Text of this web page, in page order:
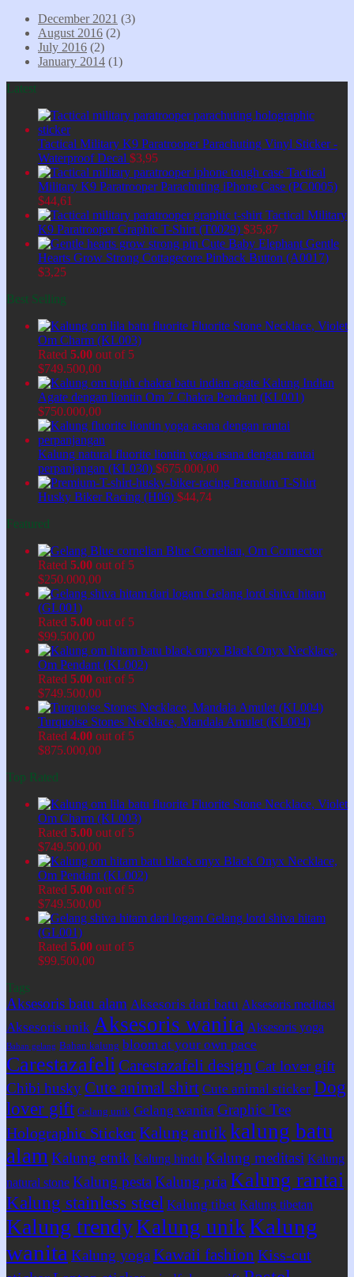
December 2021 (3)
August 2016 (2)
July 2016 (2)
January 2014 (1)
Latest
Tactical Military K9 Paratrooper Parachuting Vinyl Sticker -
Waterproof Decal $3,95
Tactical
Military K9 Paratrooper Parachuting iPhone Case (PC0005)
$44,61
Tactical Military
K9 Paratrooper Graphic T-Shirt (T0029) $35,87
Cute Baby Elephant Gentle
Hearts Grow Strong Cottagecore Pinback Button (A0017)
$3,25
Best Selling
Fluorite Stone Necklace, Violet
Om Charm (KL003)
Rated 5.00 out of 5
$749.500,00
Kalung Indian
Agate dengan liontin Om 7 Chakra Pendant (KL001)
$750.000,00
Kalung natural fluorite liontin yoga asana dengan rantai
perpanjangan (KL030) $675.000,00
Premium T-Shirt
Husky Biker Racing (H06) $44,74
Featured
Blue Cornelian, Om Connector
Rated 5.00 out of 5
$250.000,00
Gelang lord shiva hitam
(GL001)
Rated 5.00 out of 5
$99.500,00
Black Onyx Necklace,
Om Pendant (KL002)
Rated 5.00 out of 5
$749.500,00
Turquoise Stones Necklace, Mandala Amulet (KL004)
Rated 4.00 out of 5
$875.000,00
Top Rated
Fluorite Stone Necklace, Violet
Om Charm (KL003)
Rated 5.00 out of 5
$749.500,00
Black Onyx Necklace,
Om Pendant (KL002)
Rated 5.00 out of 5
$749.500,00
Gelang lord shiva hitam
(GL001)
Rated 5.00 out of 5
$99.500,00
Tags
Aksesoris batu alam Aksesoris dari batu Aksesoris meditasi
Aksesoris unik Aksesoris wanita Aksesoris yoga
Bahan gelang Bahan kalung bloom at your own pace
Carestazafeli Carestazafeli design Cat lover gift
Chibi husky Cute animal shirt Cute animal sticker Dog
lover gift Gelang unik Gelang wanita Graphic Tee
Holographic StickerKalung antikkalung batu
alamKalung etnik Kalung hindu Kalung meditasi Kalung
natural stone Kalung pesta Kalung pria Kalung rantai
Kalung stainless steel Kalung tibet Kalung tibetan
Kalung trendyKalung unikKalung
wanita Kalung yoga Kawaii fashion Kiss-cut